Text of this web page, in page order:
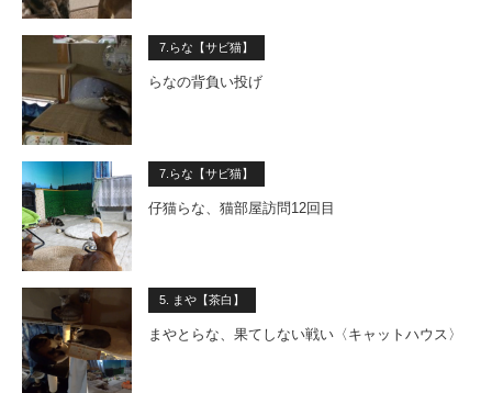
7.らな【サビ猫】
らなの背負い投げ
7.らな【サビ猫】
仔猫らな、猫部屋訪問12回目
5. まや【茶白】
まやとらな、果てしない戦い〈キャットハウス〉